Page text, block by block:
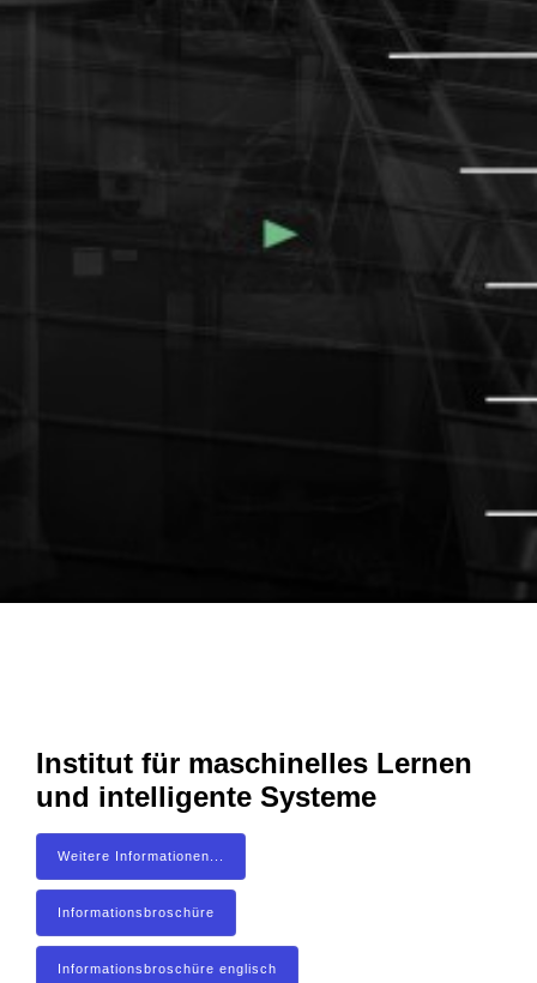
Institut für maschinelles Lernen
und intelligente Systeme
Weitere Informationen...
Informationsbroschüre
Informationsbroschüre englisch